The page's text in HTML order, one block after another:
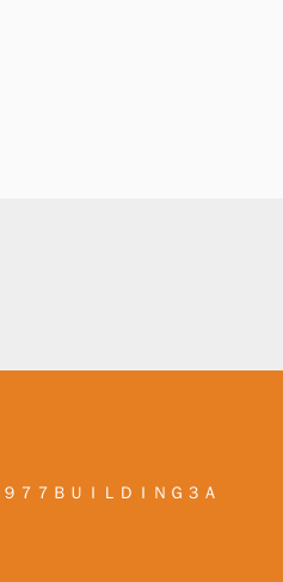
７７ＢＵＩＬＤＩＮＧ３Ａ